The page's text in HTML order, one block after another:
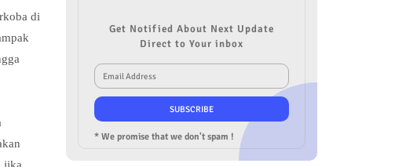
di
Get Notified About Next Update
Direct to Your inbox
* We promise that we don't spam !